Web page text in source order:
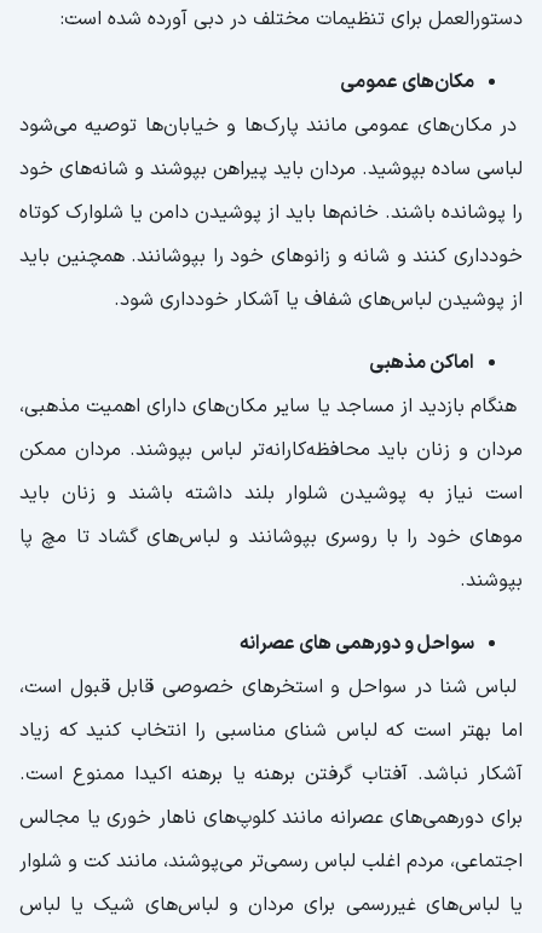
دستورالعمل برای تنظیمات مختلف در دبی آورده شده است:
مکان‌های عمومی
در مکان‌های عمومی مانند پارک‌ها و خیابان‌ها توصیه می‌شود
لباسی ساده بپوشید. مردان باید پیراهن بپوشند و شانه‌های خود
را پوشانده باشند. خانم‌ها باید از پوشیدن دامن یا شلوارک کوتاه
خودداری کنند و شانه و زانوهای خود را بپوشانند. همچنین باید
از پوشیدن لباس‌های شفاف یا آشکار خودداری شود.
اماکن مذهبی
هنگام بازدید از مساجد یا سایر مکان‌های دارای اهمیت مذهبی،
مردان و زنان باید محافظه‌کارانه‌تر لباس بپوشند. مردان ممکن
است نیاز به پوشیدن شلوار بلند داشته باشند و زنان باید
موهای خود را با روسری بپوشانند و لباس‌های گشاد تا مچ پا
بپوشند.
سواحل و دورهمی های عصرانه
لباس شنا در سواحل و استخرهای خصوصی قابل قبول است،
اما بهتر است که لباس شنای مناسبی را انتخاب کنید که زیاد
آشکار نباشد. آفتاب گرفتن برهنه یا برهنه اکیدا ممنوع است.
برای دورهمی‌های عصرانه مانند کلوپ‌های ناهار خوری یا مجالس
اجتماعی، مردم اغلب لباس رسمی‌تر می‌پوشند، مانند کت و شلوار
یا لباس‌های غیررسمی برای مردان و لباس‌های شیک یا لباس